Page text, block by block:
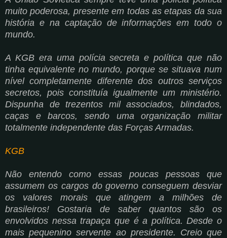
muito poderosa, presente em todas as etapas da sua
história e na captação de informações em todo o
mundo.
A KGB era uma polícia secreta e política que não
tinha equivalente no mundo, porque se situava num
nível completamente diferente dos outros serviços
secretos, pois constituía igualmente um ministério.
Dispunha de trezentos mil associados, blindados,
caças e barcos, sendo uma organização militar
totalmente independente das Forças Armadas.
KGB
Não entendo como essas poucas pessoas que
assumem os cargos do governo conseguem desviar
os valores morais que atingem a milhões de
brasileiros! Gostaria de saber quantos são os
envolvidos nessa trapaça que é a política. Desde o
mais pequenino servente ao presidente. Creio que